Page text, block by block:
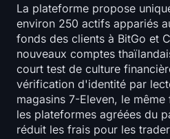
La plateforme propose
environ 250 actifs appariés
fonds des clients à BitGo et
nouveaux comptes
court test de culture
vérification d'identité par
magasins 7-Eleven, le
les plateformes agréées du
réduit les frais pour les